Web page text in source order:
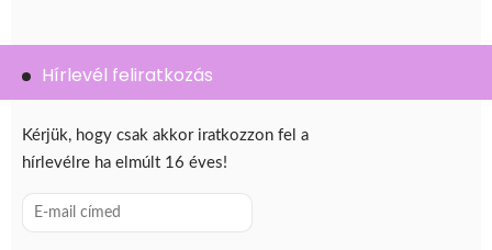
Hírlevél feliratkozás